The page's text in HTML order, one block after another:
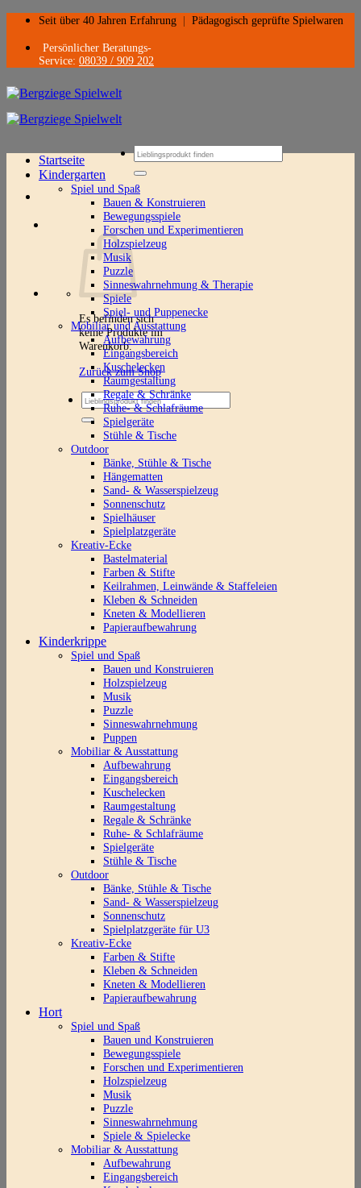
Zum
springen
Seit über 40 Jahren Erfahrung Pädagogisch geprüfte Spielwaren
Persönlicher Beratungs-
Service: 08039 / 909 202
Suchen
nach:
Es befinden sich
keine Produkte im
Warenkorb.
Zurück zum Shop
Suchen
nach:
Startseite
Kindergarten
Spiel und Spaß
Bauen & Konstruieren
Bewegungsspiele
Forschen und Experimentieren
Holzspielzeug
Musik
Puzzle
Sinneswahrnehmung & Therapie
Spiele
Spiel- und Puppenecke
Mobiliar und Ausstattung
Aufbewahrung
Eingangsbereich
Kuschelecken
Raumgestaltung
Regale & Schränke
Ruhe- & Schlafräume
Spielgeräte
Stühle & Tische
Outdoor
Bänke, Stühle & Tische
Hängematten
Sand- & Wasserspielzeug
Sonnenschutz
Spielhäuser
Spielplatzgeräte
Kreativ-Ecke
Bastelmaterial
Farben & Stifte
Keilrahmen, Leinwände & Staffeleien
Kleben & Schneiden
Kneten & Modellieren
Papieraufbewahrung
Kinderkrippe
Spiel und Spaß
Bauen und Konstruieren
Holzspielzeug
Musik
Puzzle
Sinneswahrnehmung
Puppen
Mobiliar & Ausstattung
Aufbewahrung
Eingangsbereich
Kuschelecken
Raumgestaltung
Regale & Schränke
Ruhe- & Schlafräume
Spielgeräte
Stühle & Tische
Outdoor
Bänke, Stühle & Tische
Sand- & Wasserspielzeug
Sonnenschutz
Spielplatzgeräte für U3
Kreativ-Ecke
Farben & Stifte
Kleben & Schneiden
Kneten & Modellieren
Papieraufbewahrung
Hort
Spiel und Spaß
Bauen und Konstruieren
Bewegungsspiele
Forschen und Experimentieren
Holzspielzeug
Musik
Puzzle
Sinneswahrnehmung
Spiele & Spielecke
Mobiliar & Ausstattung
Aufbewahrung
Eingangsbereich